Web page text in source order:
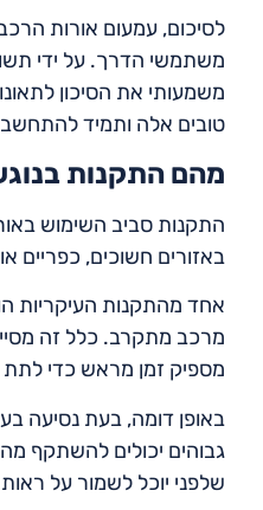
לסיכום, עמעום אורות הרכב
משתמשי הדרך. על ידי
משמעותי את הסיכון
טובים אלה ותמיד
מהם התקנות
התקנות סביב השימוש
באזורים חשוכים, כפריים
מרכב מתקרב. כלל זה
מספיק זמן מראש כדי לתת
גבוהים יכולים להשתקף
שלפני יוכל לשמור על